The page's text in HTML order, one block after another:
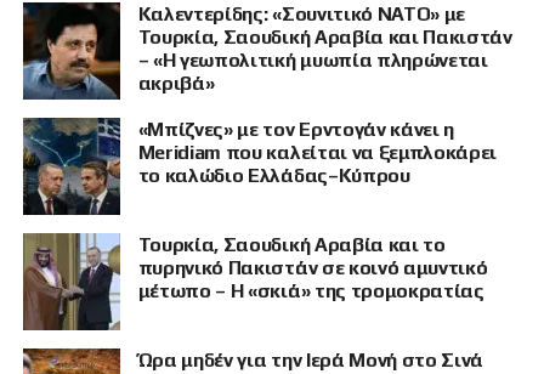
Καλεντερίδης: «Σουνιτικό ΝΑΤΟ» με
Τουρκία, Σαουδική Αραβία και Πακιστάν
– «Η γεωπολιτική μυωπία πληρώνεται
ακριβά»
«Μπίζνες» με τον Ερντογάν κάνει η
Meridiam που καλείται να ξεμπλοκάρει
το καλώδιο Ελλάδας–Κύπρου
Τουρκία, Σαουδική Αραβία και το
πυρηνικό Πακιστάν σε κοινό αμυντικό
μέτωπο – Η «σκιά» της τρομοκρατίας
Ώρα μηδέν για την Ιερά Μονή στο Σινά